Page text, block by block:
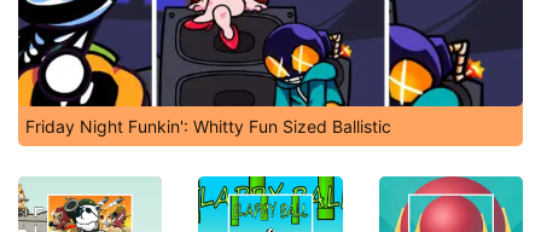
Friday Night Funkin': Whitty Fun Sized Ballistic